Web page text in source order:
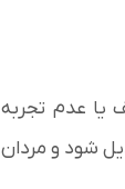
یا عدم تجربه
شود و مردان